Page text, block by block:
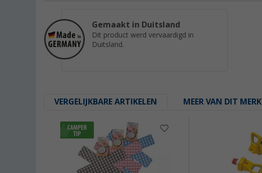
Gemaakt in Duitsland
Dit product werd vervaardigd in
Duitsland.
VERGELIJKBARE ARTIKELEN MEER VAN DIT MERK